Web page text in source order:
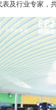
及行业专家，